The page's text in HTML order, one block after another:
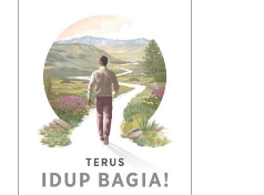
Nasehat
apang
Bagia
Nasehat
apang
Bagia